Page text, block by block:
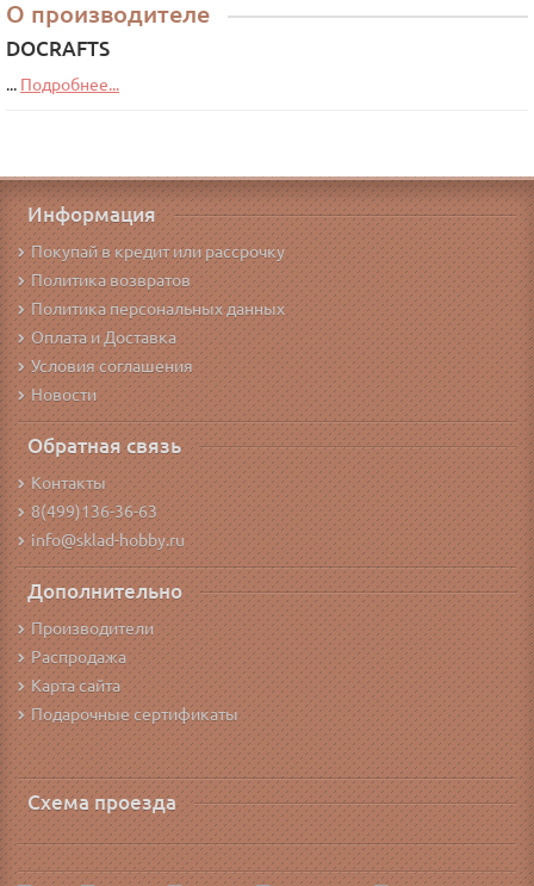
О производителе
DOCRAFTS
... Подробнее...
Информация
Покупай в кредит или рассрочку
Политика возвратов
Политика персональных данных
Оплата и Доставка
Условия соглашения
Новости
Обратная связь
Контакты
8(499)136-36-63
info@sklad-hobby.ru
Дополнительно
Производители
Распродажа
Карта сайта
Подарочные сертификаты
Схема проезда